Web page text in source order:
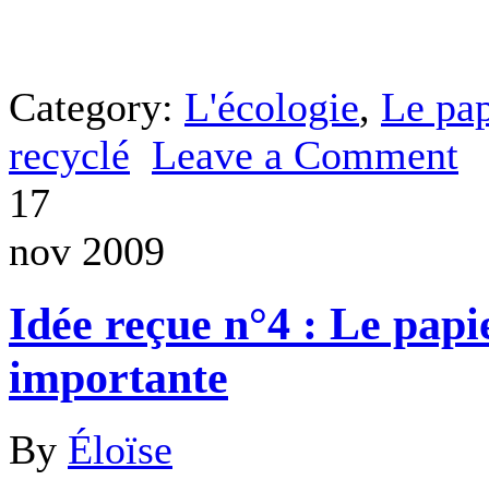
Category: L'écologie, Le
recyclé Leave a Comment
17
nov 2009
Idée reçue n°4 : Le
importante
By Éloïse